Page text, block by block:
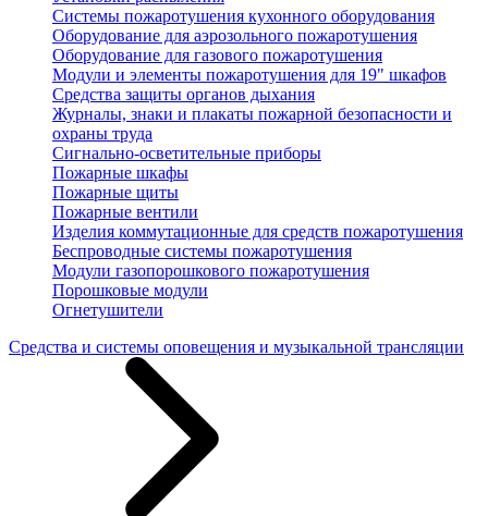
Системы пожаротушения кухонного оборудования
Оборудование для аэрозольного пожаротушения
Оборудование для газового пожаротушения
Модули и элементы пожаротушения для 19" шкафов
Средства защиты органов дыхания
Журналы, знаки и плакаты пожарной безопасности и
охраны труда
Сигнально-осветительные приборы
Пожарные шкафы
Пожарные щиты
Пожарные вентили
Изделия коммутационные для средств пожаротушения
Беспроводные системы пожаротушения
Модули газопорошкового пожаротушения
Порошковые модули
Огнетушители
Средства и системы оповещения и музыкальной трансляции